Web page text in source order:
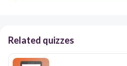
Related quizzes